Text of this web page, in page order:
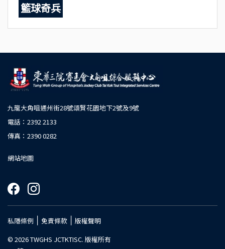
籃球奇兵
九龍大角咀通州街28號頌賢花園地下2號及9號
電話：2392 2133
傳真：2390 0282
網站地圖
私隱條例 免責條款
版權聲明
© 2026 TWGHS JCTKTISC. 版權所有